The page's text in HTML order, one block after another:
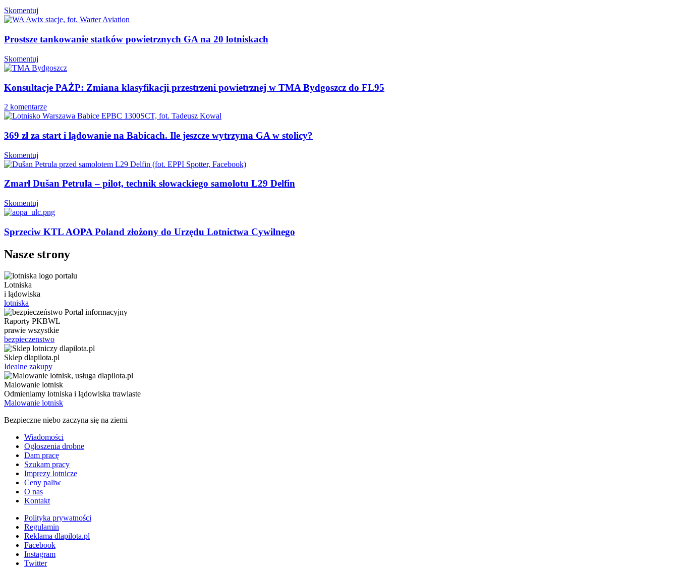
Skomentuj
Prostsze tankowanie statków powietrznych GA na 20 lotniskach
Skomentuj
Konsultacje PAŻP: Zmiana klasyfikacji przestrzeni powietrznej w TMA Bydgoszcz do FL95
2 komentarze
369 zł za start i lądowanie na Babicach. Ile jeszcze wytrzyma GA w stolicy?
Skomentuj
Zmarł Dušan Petrula – pilot, technik słowackiego samolotu L29 Delfin
Skomentuj
Sprzeciw KTL AOPA Poland złożony do Urzędu Lotnictwa Cywilnego
Nasze strony
Lotniska
i lądowiska
lotniska
Raporty PKBWL
prawie wszystkie
bezpieczenstwo
Sklep dlapilota.pl
Idealne zakupy
Malowanie lotnisk
Odmieniamy lotniska i lądowiska trawiaste
Malowanie lotnisk
Bezpieczne niebo zaczyna się na ziemi
Wiadomości
Ogłoszenia drobne
Dam pracę
Szukam pracy
Imprezy lotnicze
Ceny paliw
O nas
Kontakt
Polityka prywatności
Regulamin
Reklama dlapilota.pl
Facebook
Instagram
Twitter